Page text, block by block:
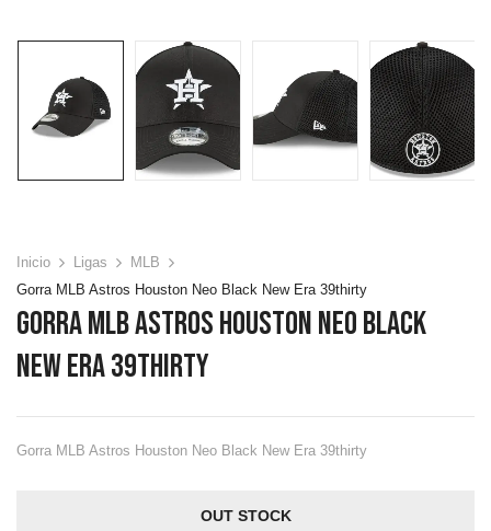
Inicio Ligas
MLB
Gorra MLB Astros Houston Neo Black New Era 39thirty
Gorra MLB Astros Houston Neo Black
New Era 39thirty
Gorra MLB Astros Houston Neo Black New Era 39thirty
OUT STOCK